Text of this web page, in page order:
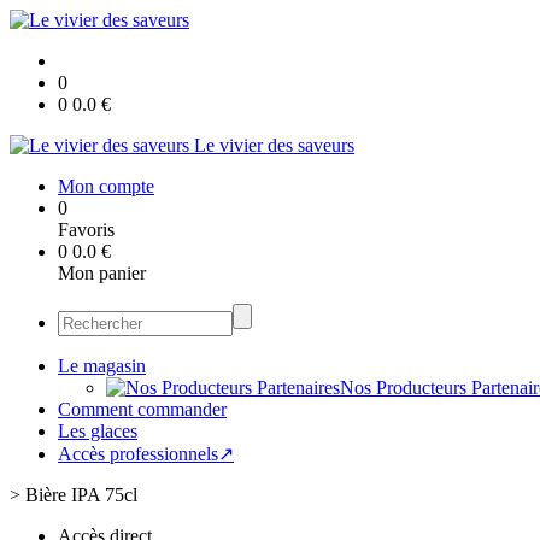
0
0 0.0 €
Le vivier des saveurs
Mon compte
0
Favoris
0 0.0 €
Mon panier
Le magasin
Nos Producteurs
Comment commander
Les glaces
Accès professionnels↗
> Bière IPA 75cl
Accès direct